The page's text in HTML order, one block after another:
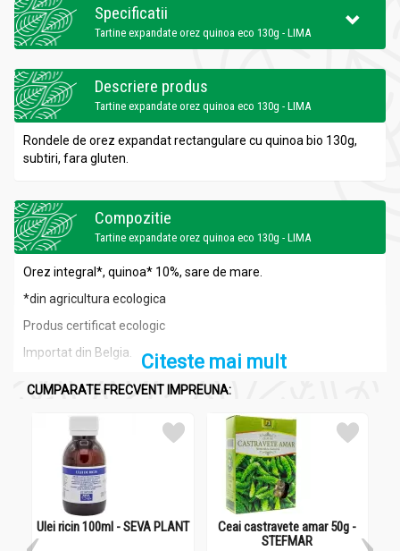
Specificatii
Tartine expandate orez quinoa eco 130g - LIMA
Descriere produs
Tartine expandate orez quinoa eco 130g - LIMA
Rondele de orez expandat rectangulare cu quinoa bio 130g,
subtiri, fara gluten.
Compozitie
Tartine expandate orez quinoa eco 130g - LIMA
Orez integral*, quinoa* 10%, sare de mare.
*din agricultura ecologica
Produs certificat ecologic
Importat din Belgia.
Citeste mai mult
CUMPARATE FRECVENT IMPREUNA:
Ulei ricin 100ml - SEVA PLANT
Ceai castravete amar 50g -
STEFMAR